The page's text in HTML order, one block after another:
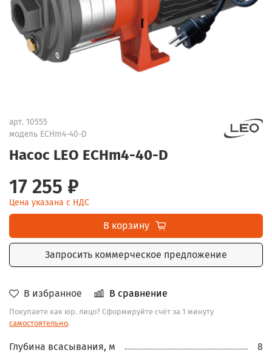
арт. 10555
модель ECHm4-40-D
Насос LEO ECHm4-40-D
В избранное В сравнение
Покупаете как юр. лицо? Сформируйте счёт за 1 минуту
самостоятельно.
17 255 ₽
Цена указана с НДС
В корзину
Запросить коммерческое предложение
Глубина всасывания, м
8